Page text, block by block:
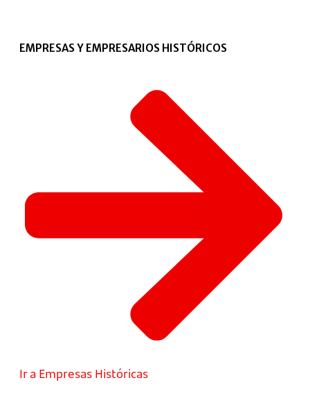
EMPRESAS Y EMPRESARIOS HISTÓRICOS
Ir a Empresas Históricas